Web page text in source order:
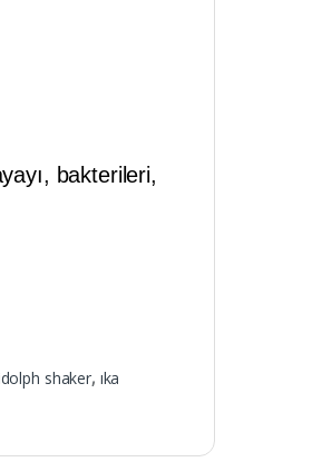
bakterileri,
shaker, ıka